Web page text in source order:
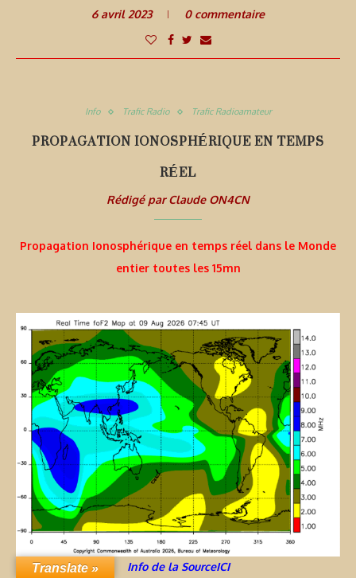
6 avril 2023 0 commentaire
Info Trafic Radio Trafic Radioamateur
PROPAGATION IONOSPHÉRIQUE EN TEMPS
RÉEL
Rédigé parClaude ON4CN
Propagation Ionosphérique en temps réel dans le Monde
entier toutes les 15mn
Info de la SourceICI
Translate »